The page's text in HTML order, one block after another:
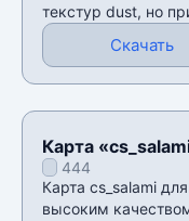
текстур dust, но
Скачать
Карта
444
Карта cs_salami
высоким